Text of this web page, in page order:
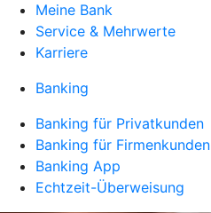
Meine Bank
Service & Mehrwerte
Karriere
Banking
Banking für Privatkunden
Banking für Firmenkunden
Banking App
Echtzeit-Überweisung